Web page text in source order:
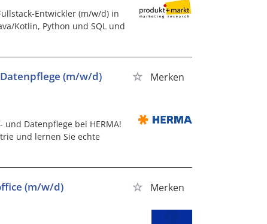
Entwickler (m/w/d) in
Kotlin, Python und SQL und
(m/w/d) Merken
Datenpflege bei HERMA!
und lernen Sie echte
(m/w/d) Merken